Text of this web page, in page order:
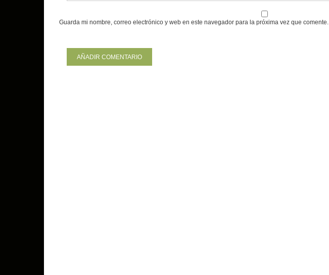
Guarda mi nombre, correo electrónico y web en este navegador para la próxima vez que comente.